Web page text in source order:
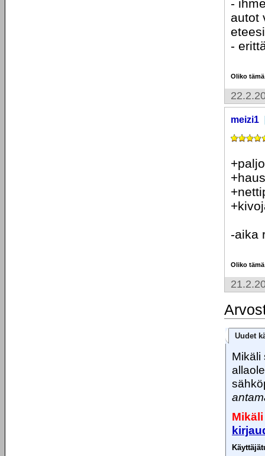
-
autot
-
Oliko
meizi1
-aika
Oliko
Uudet
Mikäli